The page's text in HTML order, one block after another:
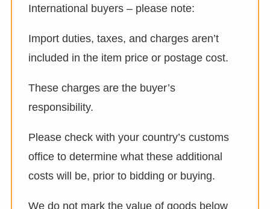
International buyers – please note:
Import duties, taxes, and charges aren’t
included in the item price or postage cost.
These charges are the buyer’s
responsibility.
Please check with your country’s customs
office to determine what these additional
costs will be, prior to bidding or buying.
We do not mark the value of goods below